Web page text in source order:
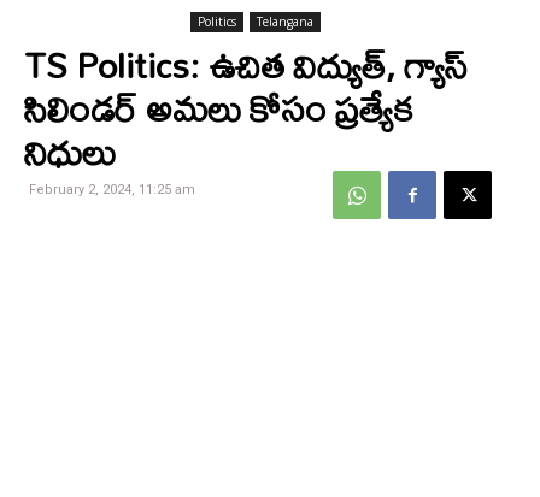
Politics Telangana
TS Politics: ఉచిత విద్యుత్, గ్యాస్
సిలిండర్ అమలు కోసం ప్రత్యేక
నిధులు
February 2, 2024, 11:25 am